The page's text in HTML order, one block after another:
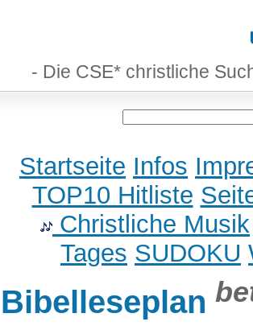
- Die CSE* christliche
Startseite Infos
TOP10 Hitliste
Christliche Musik
Tages SUDOKU
Bibelleseplan